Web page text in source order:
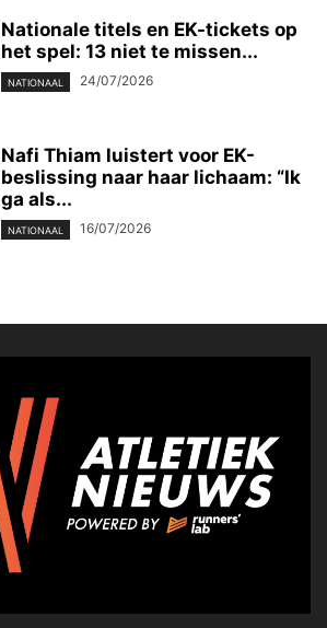
Nationale titels en EK-tickets op
het spel: 13 niet te missen...
NATIONAAL 24/07/2026
Nafi Thiam luistert voor EK-
beslissing naar haar lichaam: “Ik
ga als...
NATIONAAL 16/07/2026